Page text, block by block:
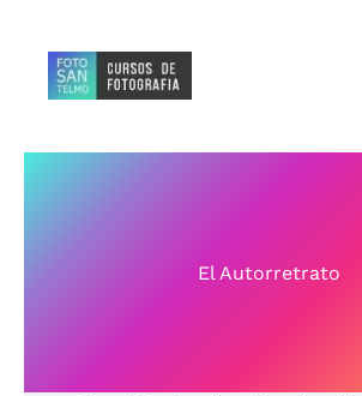
contenido
El Autorretrato